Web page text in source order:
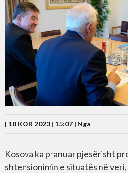
| 18 KOR 2023 | 15:07 | Nga
Kosova ka pranuar pjesërisht
shtensionimin e situatës në veri,